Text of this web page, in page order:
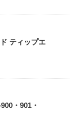
ティップエ
・901・